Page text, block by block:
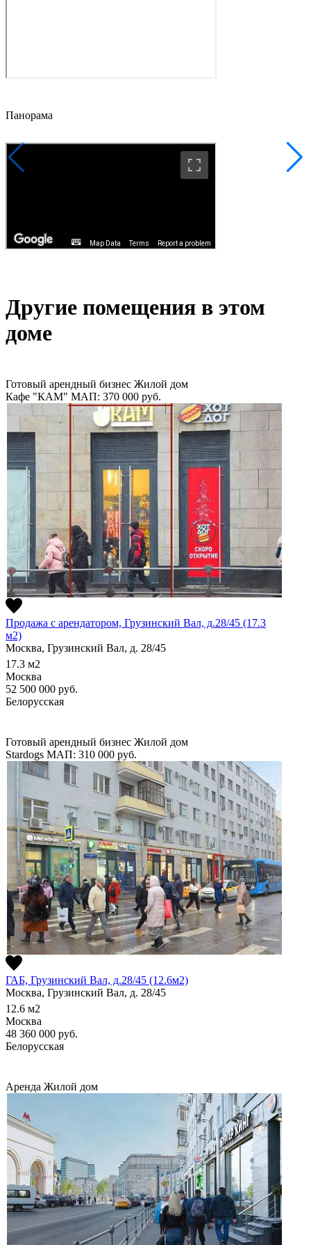
Панорама
Другие помещения в этом
доме
Готовый арендный бизнес Жилой дом
Кафе "КАМ" МАП: 370 000 руб.
Продажа с арендатором, Грузинский Вал, д.28/45 (17.3
м2)
Москва, Грузинский Вал, д. 28/45
17.3 м2
Москва
52 500 000 руб.
Белорусская
Готовый арендный бизнес Жилой дом
Stardogs МАП: 310 000 руб.
ГАБ, Грузинский Вал, д.28/45 (12.6м2)
Москва, Грузинский Вал, д. 28/45
12.6 м2
Москва
48 360 000 руб.
Белорусская
Аренда Жилой дом